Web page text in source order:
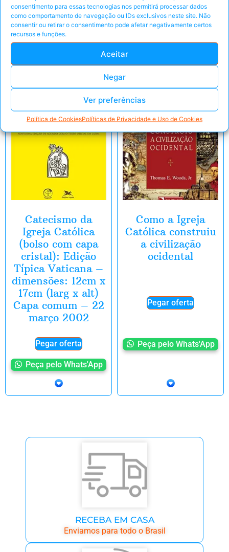
consentimento para essas tecnologias nos permitirá processar dados
como comportamento de navegação ou IDs exclusivos neste site. Não
consentir ou retirar o consentimento pode afetar negativamente certos
recursos e funções.
Aceitar
Negar
Ver preferências
Política de CookiesPolíticas de Privacidade e Uso de Cookies
Pegar Oferta
Peça pelo Whats'App
Peça pelo Whats'App
Catecismo da
Igreja Católica
(bolso com capa
cristal): Edição
Típica Vaticana –
dimensões: 12cm x
17cm (larg x alt)
Capa comum – 22
março 2002
Pegar oferta
Peça pelo Whats'App
Como a Igreja
Católica construiu
a civilização
ocidental
Pegar oferta
Peça pelo Whats'App
RECEBA EM CASA
Enviamos para todo o Brasil